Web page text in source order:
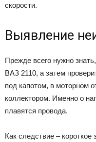
скорости.
Выявление
Прежде всего нужно
ВАЗ 2110, а затем
под капотом, в моторном
коллектором. Именно о
плавятся провода.
Как следствие –